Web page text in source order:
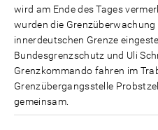
wird am Ende des Tages
wurden die
innerdeutschen Grenze
Bundesgrenzschutz und Uli
Grenzkommando fahren im
Grenzübergangsstelle
gemeinsam.